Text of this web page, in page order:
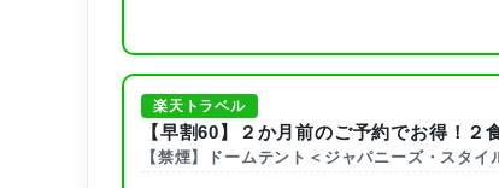
楽天トラベル
【早割60】２か月前のご予約でお得！
【禁煙】ドームテント＜ジャパニーズ・スタイ